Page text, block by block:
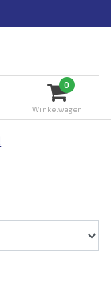
0
Winkelwagen